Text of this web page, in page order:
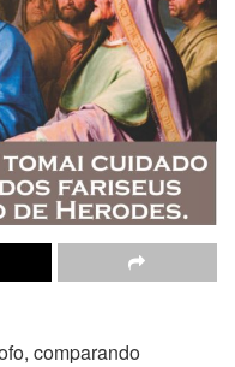
comparando